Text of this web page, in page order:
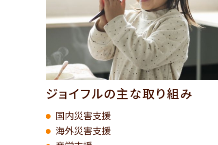
ジョイフルの主な取り組み
国内災害支援
海外災害支援